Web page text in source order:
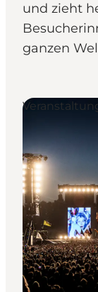
und zieht
ganzen